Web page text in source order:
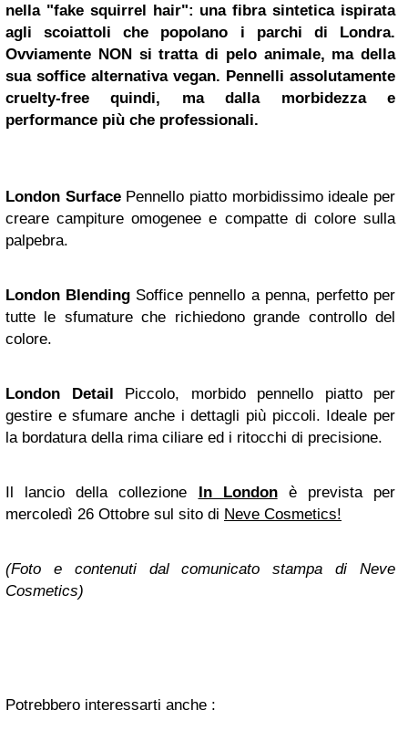
nella "fake squirrel hair": una fibra sintetica ispirata
agli scoiattoli che popolano i parchi di Londra.
Ovviamente NON si tratta di pelo animale, ma della
sua soffice alternativa vegan. Pennelli assolutamente
cruelty-free quindi, ma dalla morbidezza e
performance più che professionali.
London Surface Pennello piatto morbidissimo ideale per
creare campiture omogenee e compatte di colore sulla
palpebra.
London Blending Soffice pennello a penna, perfetto per
tutte le sfumature che richiedono grande controllo del
colore.
London Detail Piccolo, morbido pennello piatto per
gestire e sfumare anche i dettagli più piccoli. Ideale per
la bordatura della rima ciliare ed i ritocchi di precisione.
Il lancio della collezione In Londonè prevista per
mercoledì 26 Ottobre sul sito di Neve Cosmetics!
(Foto e contenuti dal comunicato stampa di Neve
Cosmetics)
Potrebbero interessarti anche :